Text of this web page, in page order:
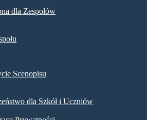
dla Zespołów
Scenopisu
dla Szkół i Uczniów